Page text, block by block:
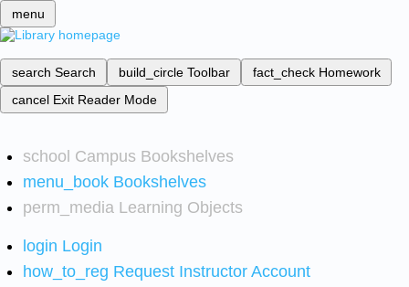
menu
search Search build_circle Toolbar fact_check Homework
cancel Exit Reader Mode
school Campus Bookshelves
menu_book Bookshelves
perm_media Learning Objects
login Login
how_to_reg Request Instructor Account